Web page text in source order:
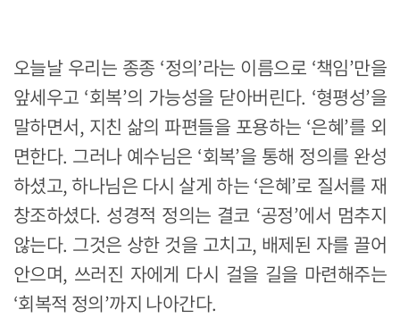
오늘날 우리는 종종 ‘정의’라는 이름으로 ‘책임’만을
앞세우고 ‘회복’의 가능성을 닫아버린다. ‘형평성’을
말하면서, 지친 삶의 파편들을 포용하는 ‘은혜’를 외
면한다. 그러나 예수님은 ‘회복’을 통해 정의를 완성
하셨고, 하나님은 다시 살게 하는 ‘은혜’로 질서를 재
창조하셨다. 성경적 정의는 결코 ‘공정’에서 멈추지
않는다. 그것은 상한 것을 고치고, 배제된 자를 끌어
안으며, 쓰러진 자에게 다시 걸을 길을 마련해주는
‘회복적 정의’까지 나아간다.